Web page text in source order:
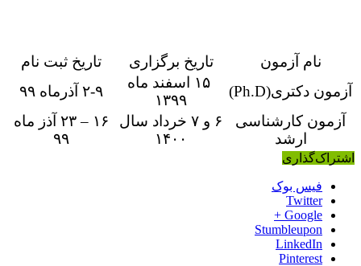
نام آزمون تاریخ برگزاری
تاریخ ثبت نام
آزمون دکتری(Ph.D)
۱۵ اسفند ماه
۱۳۹۹
۲-۹ آذرماه ۹۹
آزمون کارشناسی
ارشد
۶ و ۷ خرداد سال
۱۴۰۰
۱۶ – ۲۳ آذز ماه
۹۹
اشتراک‌گذاری
فیس بوک
Twitter
Google +
Stumbleupon
LinkedIn
Pinterest